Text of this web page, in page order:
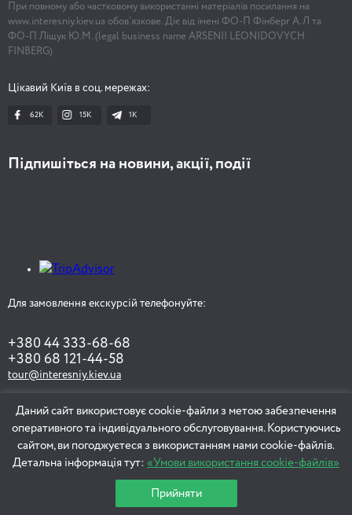
При повному або частковому використанні матеріалів посилання на
www.interesniy.kiev.ua обов'язкове. Діє від імені ФО-П Фінберг А.Л та
ФО-П Ліщук Ю.М. (legal business name ARSENII LEONIDOVYCH
FINBERG)
Цікавий Київ в соц. мережах:
62K 15K 1К
Підпишіться на новини, акції, події
Для замовлення екскурсій телефонуйте:
+380 44 333-68-68
+380 68 121-44-58
tour@interesniy.kiev.ua
ЗАМОВИТИ ЕКСКУРСІЮ
Даний сайт використовує cookie-файли з метою забезпечення
оперативного та індивідуального обслуговування. Користуючись
сайтом, ви погоджуєтеся з використанням нами cookie-файлів.
Детальна інформація тут: «Умови використання cookie-файлів»
Прийняти